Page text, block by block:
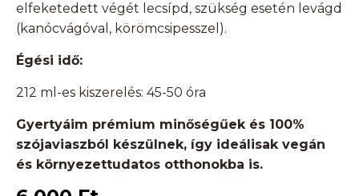
elfeketedett végét lecsípd, szükség esetén levágd
(kanócvágóval, körömcsipesszel).
Égési idő:
212 ml-es kiszerelés: 45-50 óra
Gyertyáim prémium minőségűek és 100%
szójaviaszból készülnek, így ideálisak vegán
és környezettudatos otthonokba is.